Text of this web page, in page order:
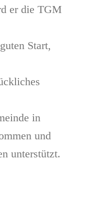
er die TGM
Start,
in
und
unterstützt.